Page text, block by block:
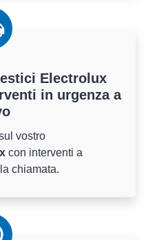
Electrolux
in urgenza a
vostro
con interventi a
chiamata.